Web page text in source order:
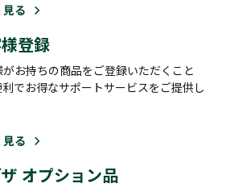
る
登録
がお持ちの商品をご登録いただくこと
利でお得なサポートサービスをご提供し
る
オプション品